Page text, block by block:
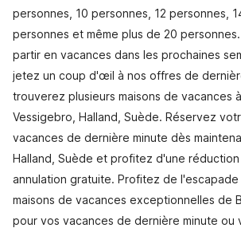
personnes, 10 personnes, 12 personnes,
personnes et même plus de 20
partir en vacances dans les prochaines
jetez un coup d'œil à nos offres de
trouverez plusieurs maisons de vacances
Vessigebro, Halland, Suède. Réservez
vacances de dernière minute dès
Halland, Suède et profitez d'une
annulation gratuite. Profitez de l'escapade
maisons de vacances exceptionnelles de
pour vos vacances de dernière minute ou